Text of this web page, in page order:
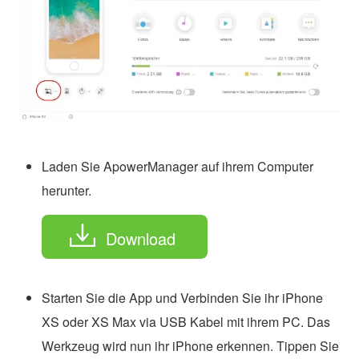
Laden Sie ApowerManager auf ihrem Computer
herunter.
Download
Starten Sie die App und Verbinden Sie ihr iPhone
XS oder XS Max via USB Kabel mit ihrem PC. Das
Werkzeug wird nun ihr iPhone erkennen. Tippen Sie